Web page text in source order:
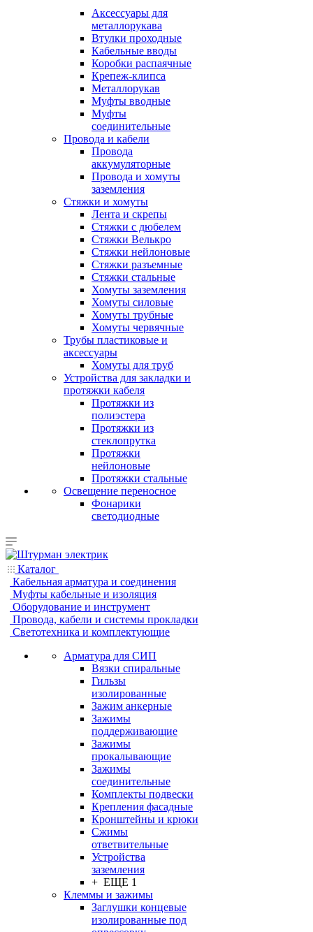
Аксессуары для
металлорукава
Втулки проходные
Кабельные вводы
Коробки распаячные
Крепеж-клипса
Металлорукав
Муфты вводные
Муфты
соединительные
Провода и кабели
Провода
аккумуляторные
Провода и хомуты
заземления
Стяжки и хомуты
Лента и скрепы
Стяжки c дюбелем
Стяжки Велькро
Стяжки нейлоновые
Стяжки разъемные
Стяжки стальные
Хомуты заземления
Хомуты силовые
Хомуты трубные
Хомуты червячные
Трубы пластиковые и
аксессуары
Хомуты для труб
Устройства для закладки и
протяжки кабеля
Протяжки из
полиэстера
Протяжки из
стеклопрутка
Протяжки
нейлоновые
Протяжки стальные
Освещение переносное
Фонарики
светодиодные
Каталог
Кабельная арматура и соединения
Муфты кабельные и изоляция
Оборудование и инструмент
Провода, кабели и системы прокладки
Светотехника и комплектующие
Арматура для СИП
Вязки спиральные
Гильзы
изолированные
Зажим анкерные
Зажимы
поддерживающие
Зажимы
прокалывающие
Зажимы
соединительные
Комплекты подвески
Крепления фасадные
Кронштейны и крюки
Сжимы
ответвительные
Устройства
заземления
+ ЕЩЕ 1
Клеммы и зажимы
Заглушки концевые
изолированные под